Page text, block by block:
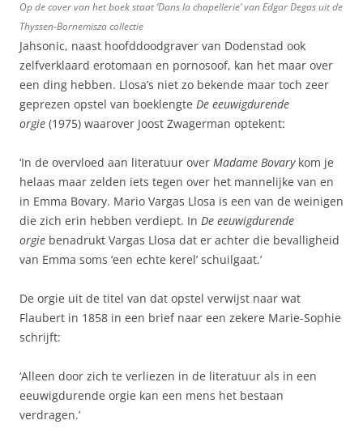
Op de cover van het boek staat ‘Dans la chapellerie’ van Edgar Degas uit de
Thyssen-Bornemisza collectie
Jahsonic, naast hoofddoodgraver van Dodenstad ook
zelfverklaard erotomaan en pornosoof, kan het maar over
een ding hebben. Llosa’s niet zo bekende maar toch zeer
geprezen opstel van boeklengte De eeuwigdurende
orgie (1975) waarover Joost Zwagerman optekent:
‘In de overvloed aan literatuur over Madame Bovarykom je
helaas maar zelden iets tegen over het mannelijke van en
in Emma Bovary. Mario Vargas Llosa is een van de weinigen
die zich erin hebben verdiept. In De eeuwigdurende
orgie benadrukt Vargas Llosa dat er achter die bevalligheid
van Emma soms ‘een echte kerel’ schuilgaat.’
De orgie uit de titel van dat opstel verwijst naar wat
Flaubert in 1858 in een brief naar een zekere Marie-Sophie
schrijft:
‘Alleen door zich te verliezen in de literatuur als in een
eeuwigdurende orgie kan een mens het bestaan
verdragen.’